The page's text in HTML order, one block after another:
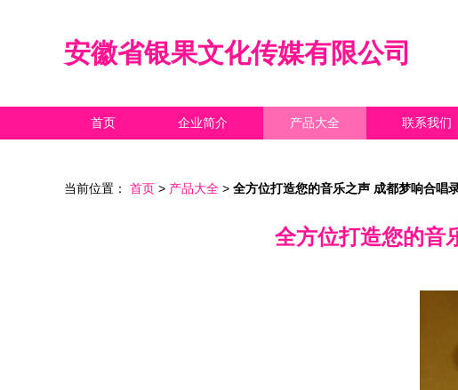
安徽省银果文化传媒有限公司
首页 企业简介 产品大全 联系我们
当前位置： 首页 > 产品大全 > 全方位打造您的音乐之声 成都梦响合唱
全方位打造您的音